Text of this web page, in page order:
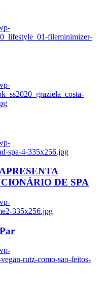
fileminimizer-
spa-4-335x256.jpg
DE SPA
335x256.jpg
rutz-como-sao-feitos-